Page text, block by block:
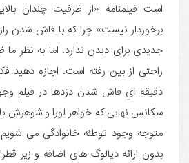
است فیلمنامه «از ظرفیت چندان
برخوردار نیست» چرا که با فاش شدن
جدیدی برای دیدن ندارد. اما به نظر ما
راحتی از بین رفته است. اجازه دهید
دقیقه ایِ فاش شدن دزدها در فیلم
سکانس نهایی که خواهر لورا و شوهرش
متوجه وجود توطئه خانوادگی می
بدون ارائه دیالوگ های اضافه و